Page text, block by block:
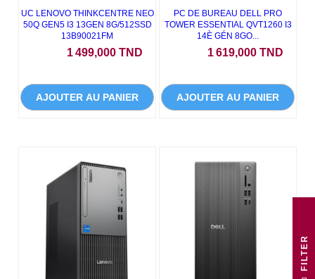
UC LENOVO THINKCENTRE NEO
50Q GEN5 I3 13GEN 8G/512SSD
13B90021FM
1 499,000 TND
AJOUTER AU PANIER
PC DE BUREAU DELL PRO
TOWER ESSENTIAL QVT1260 I3
14È GÉN 8GO...
1 619,000 TND
AJOUTER AU PANIER
R